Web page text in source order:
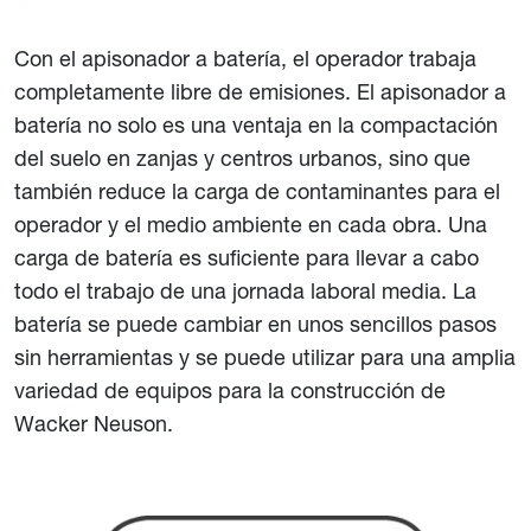
Con el apisonador a batería, el operador trabaja
completamente libre de emisiones. El apisonador a
batería no solo es una ventaja en la compactación
del suelo en zanjas y centros urbanos, sino que
también reduce la carga de contaminantes para el
operador y el medio ambiente en cada obra. Una
carga de batería es suficiente para llevar a cabo
todo el trabajo de una jornada laboral media. La
batería se puede cambiar en unos sencillos pasos
sin herramientas y se puede utilizar para una amplia
variedad de equipos para la construcción de
Wacker Neuson.